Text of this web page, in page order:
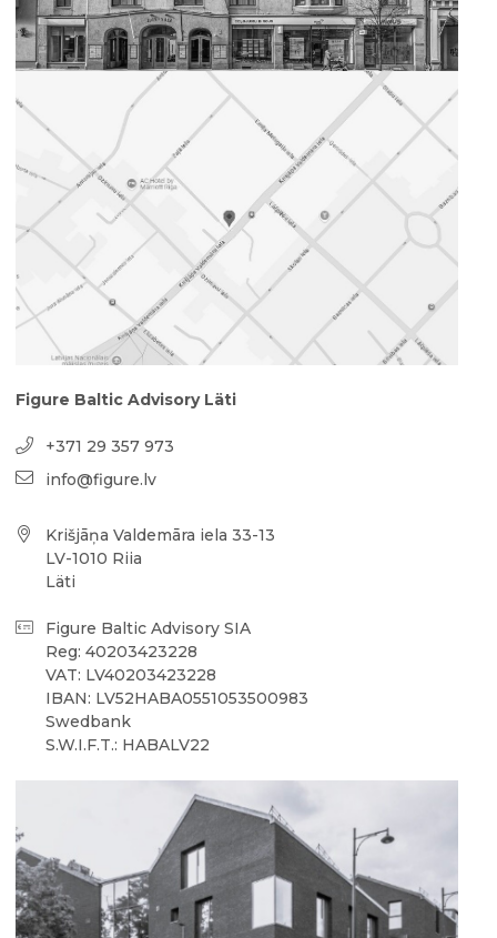
Figure Baltic Advisory Läti
+371 29 357 973
info@figure.lv
Krišjāņa Valdemāra iela 33-13
LV-1010 Riia
Läti
Figure Baltic Advisory SIA
Reg: 40203423228
VAT: LV40203423228
IBAN: LV52HABA0551053500983
Swedbank
S.W.I.F.T.: HABALV22